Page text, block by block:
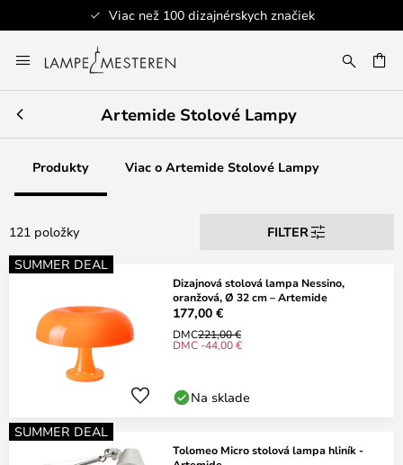
než 100 dizajnérskych značiek
to
Content
Artemide Stolové Lampy
Produkty Viac o Artemide Stolové Lampy
121 položky
FILTER
SUMMER DEAL
Dizajnová stolová lampa Nessino,
oranžová, Ø 32 cm – Artemide
177,00 €
DMC221,00 €
DMC -44,00 €
Na sklade
SUMMER DEAL
Tolomeo Micro stolová lampa hliník -